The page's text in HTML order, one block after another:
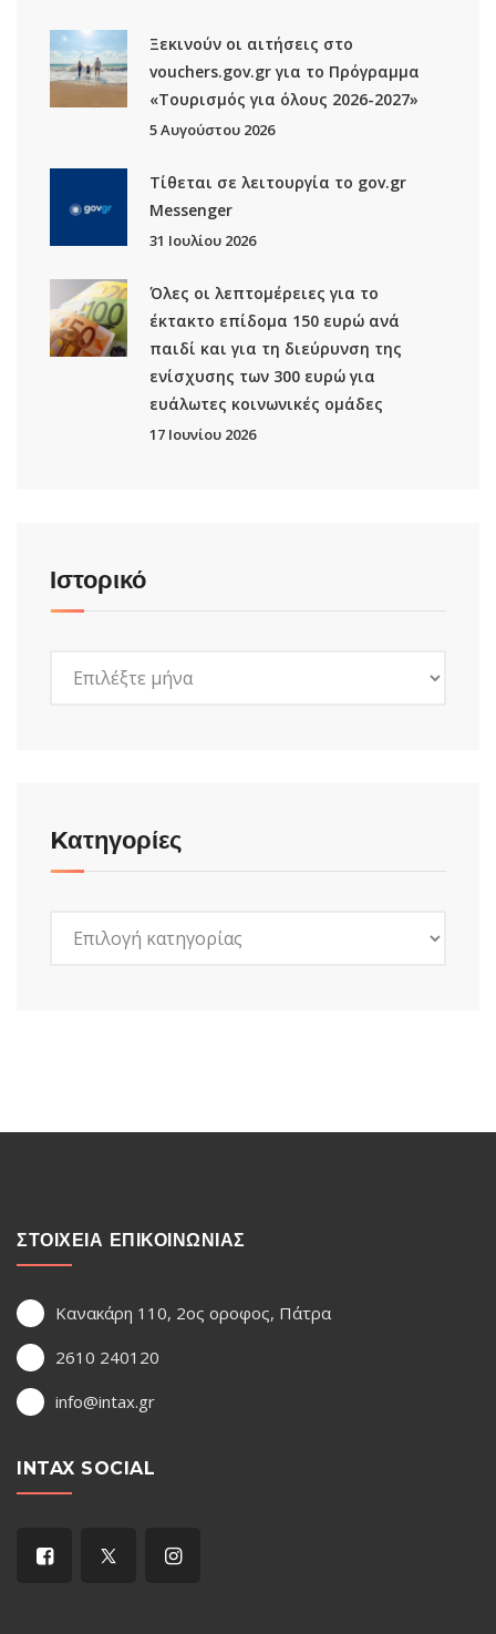
Ξεκινούν οι αιτήσεις στο
vouchers.gov.gr για το Πρόγραμμα
«Τουρισμός για όλους 2026-2027»
5 Αυγούστου 2026
Τίθεται σε λειτουργία το gov.gr
Μessenger
31 Ιουλίου 2026
Όλες οι λεπτομέρειες για το
έκτακτο επίδομα 150 ευρώ ανά
παιδί και για τη διεύρυνση της
ενίσχυσης των 300 ευρώ για
ευάλωτες κοινωνικές ομάδες
17 Ιουνίου 2026
Ιστορικό
Kατηγορίες
ΣΤΟΙΧΕΙΑ ΕΠΙΚΟΙΝΩΝΙΑΣ
Κανακάρη 110, 2ος οροφος, Πάτρα
2610 240120
info@intax.gr
INTAX SOCIAL